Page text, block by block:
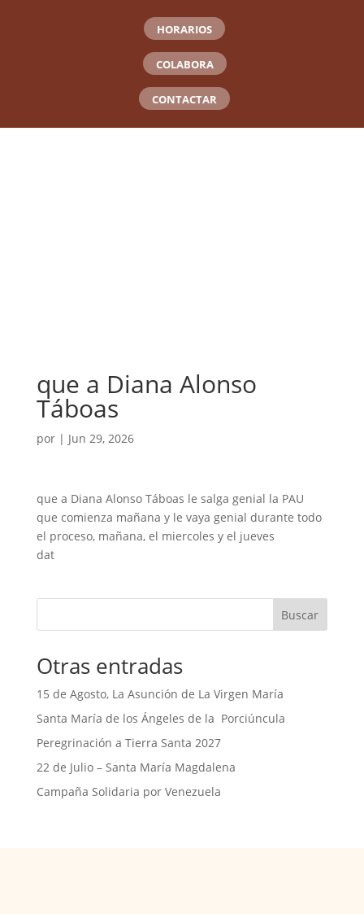
HORARIOS
COLABORA
CONTACTAR
que a Diana Alonso
Táboas
por | Jun 29, 2026
que a Diana Alonso Táboas le salga genial la PAU
que comienza mañana y le vaya genial durante todo
el proceso, mañana, el miercoles y el jueves
dat
Buscar
Otras entradas
15 de Agosto, La Asunción de La Virgen María
Santa María de los Ángeles de la Porciúncula
Peregrinación a Tierra Santa 2027
22 de Julio – Santa María Magdalena
Campaña Solidaria por Venezuela